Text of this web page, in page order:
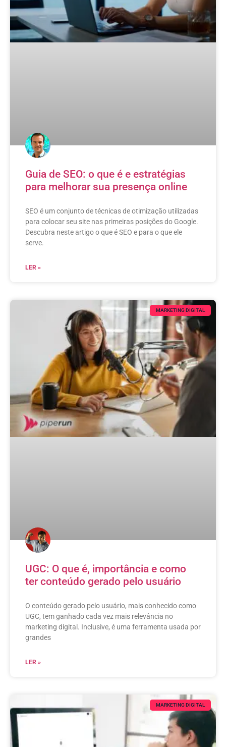
Guia de SEO: o que é e estratégias
para melhorar sua presença online
SEO é um conjunto de técnicas de otimização utilizadas
para colocar seu site nas primeiras posições do Google.
Descubra neste artigo o que é SEO e para o que ele
serve.
LER »
MARKETING DIGITAL
UGC: O que é, importância e como
ter conteúdo gerado pelo usuário
O conteúdo gerado pelo usuário, mais conhecido como
UGC, tem ganhado cada vez mais relevância no
marketing digital. Inclusive, é uma ferramenta usada por
grandes
LER »
MARKETING DIGITAL